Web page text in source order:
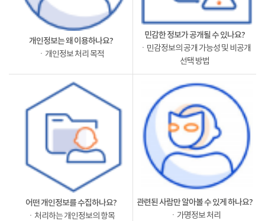
개인정보는 왜 이용하나요?
ㆍ개인정보 처리 목적
민감한 정보가 공개될 수 있나요?
ㆍ민감정보의 공개 가능성 및 비공개
선택 방법
어떤 개인정보를 수집하나요?
ㆍ처리하는 개인정보의 항목
관련된 사람만 알아볼 수 있게 하나요?
ㆍ가명정보 처리